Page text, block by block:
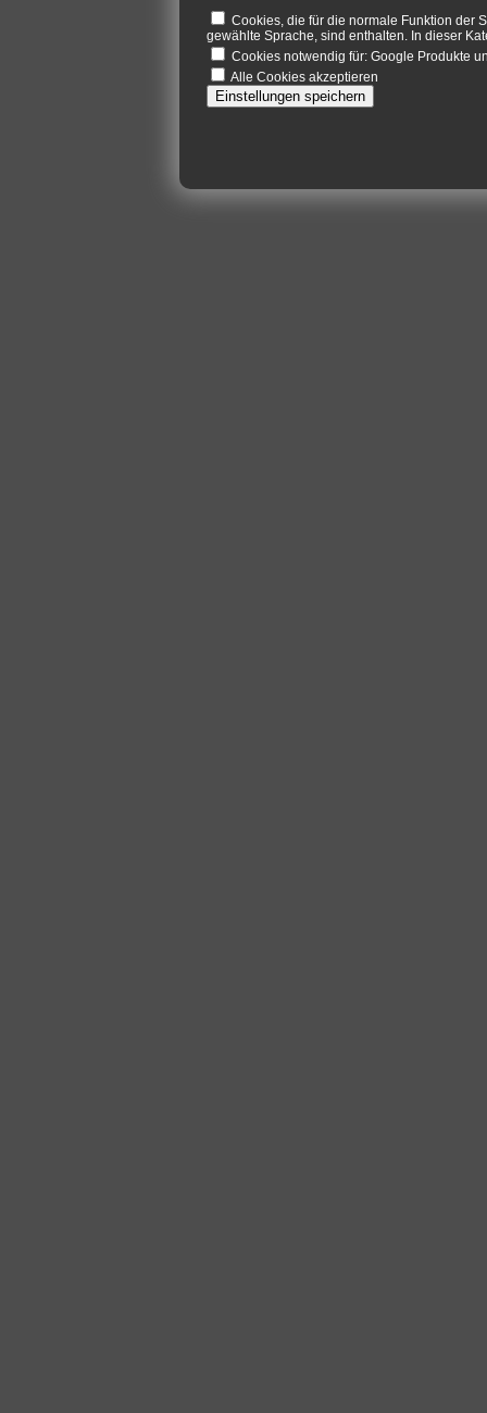
Cookies, die für die normale Funktion der
gewählte Sprache, sind enthalten. In dieser
Cookies notwendig für: Google Produkte
Alle Cookies akzeptieren
Einstellungen speichern